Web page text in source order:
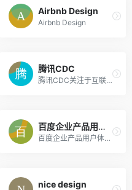
Airbnb Design
Airbnb Design
腾讯CDC
腾讯CDC关注于互联网视觉设计、交互设计、用户研究、前端开发。
百度企业产品用户体验中心
百度企业产品用户体验中心
nice design